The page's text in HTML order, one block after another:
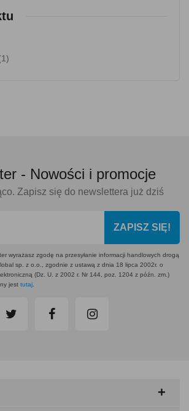
- Nowości i promocje
Zapisz się do newslettera już dziś
ZAPISZ SIĘ!
wyrażasz zgodę na przesyłanie informacji handlowych drogą
sp. z o.o., zgodnie z ustawą z dnia 18 lipca 2002r. o
(Dz. U. z 2002 r. Nr 144, poz. 1204 z późn. zm.)
jest tutaj.